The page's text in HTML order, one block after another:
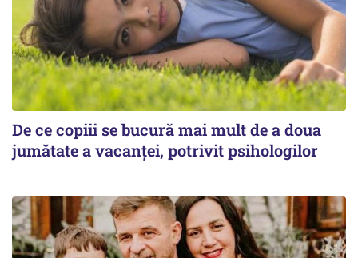
De ce copiii se bucură mai mult de a doua
jumătate a vacanței, potrivit psihologilor